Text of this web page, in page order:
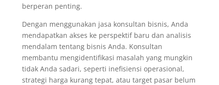
berperan penting.
Dengan menggunakan jasa konsultan bisnis, Anda
mendapatkan akses ke perspektif baru dan analisis
mendalam tentang bisnis Anda. Konsultan
membantu mengidentifikasi masalah yang mungkin
tidak Anda sadari, seperti inefisiensi operasional,
strategi harga kurang tepat, atau target pasar belum